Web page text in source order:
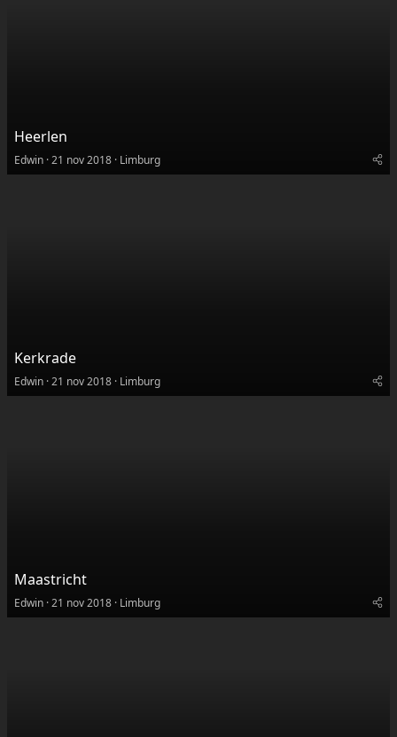
Heerlen
Edwin 21 nov 2018 Limburg
Kerkrade
Edwin 21 nov 2018 Limburg
Maastricht
Edwin 21 nov 2018 Limburg